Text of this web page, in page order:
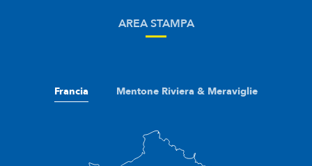
AREA STAMPA
Francia Mentone Riviera & Meraviglie